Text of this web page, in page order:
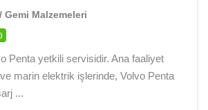
/ Gemi Malzemeleri
Penta yetkili servisidir. Ana faaliyet
marin elektrik işlerinde, Volvo Penta
...